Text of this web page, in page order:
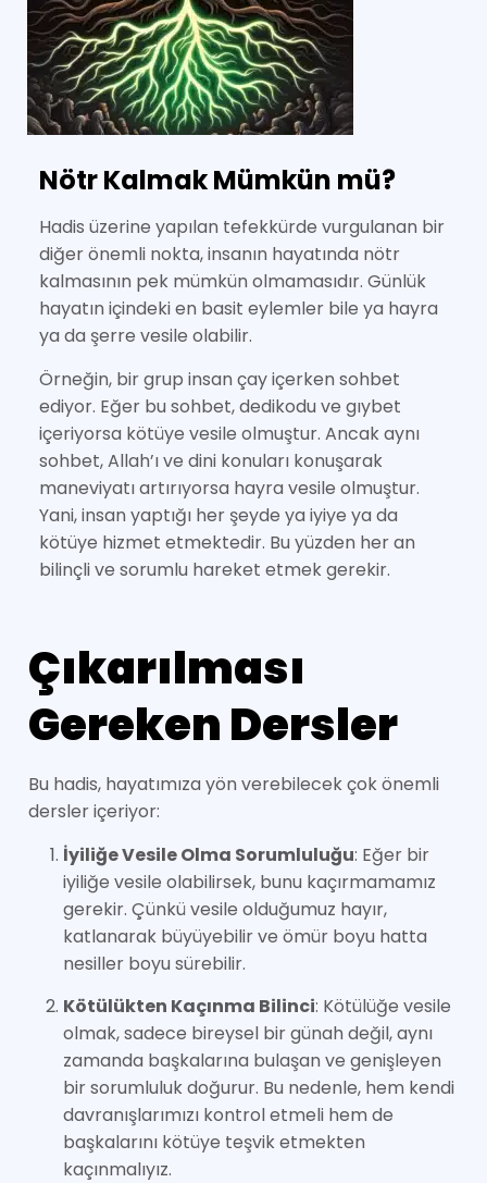
Nötr Kalmak Mümkün mü?
Hadis üzerine yapılan tefekkürde vurgulanan bir
diğer önemli nokta, insanın hayatında nötr
kalmasının pek mümkün olmamasıdır. Günlük
hayatın içindeki en basit eylemler bile ya hayra
ya da şerre vesile olabilir.
Örneğin, bir grup insan çay içerken sohbet
ediyor. Eğer bu sohbet, dedikodu ve gıybet
içeriyorsa kötüye vesile olmuştur. Ancak aynı
sohbet, Allah’ı ve dini konuları konuşarak
maneviyatı artırıyorsa hayra vesile olmuştur.
Yani, insan yaptığı her şeyde ya iyiye ya da
kötüye hizmet etmektedir. Bu yüzden her an
bilinçli ve sorumlu hareket etmek gerekir.
Çıkarılması
Gereken Dersler
Bu hadis, hayatımıza yön verebilecek çok önemli
dersler içeriyor:
İyiliğe Vesile Olma Sorumluluğu: Eğer bir
iyiliğe vesile olabilirsek, bunu kaçırmamamız
gerekir. Çünkü vesile olduğumuz hayır,
katlanarak büyüyebilir ve ömür boyu hatta
nesiller boyu sürebilir.
Kötülükten Kaçınma Bilinci: Kötülüğe vesile
olmak, sadece bireysel bir günah değil, aynı
zamanda başkalarına bulaşan ve genişleyen
bir sorumluluk doğurur. Bu nedenle, hem kendi
davranışlarımızı kontrol etmeli hem de
başkalarını kötüye teşvik etmekten
kaçınmalıyız.